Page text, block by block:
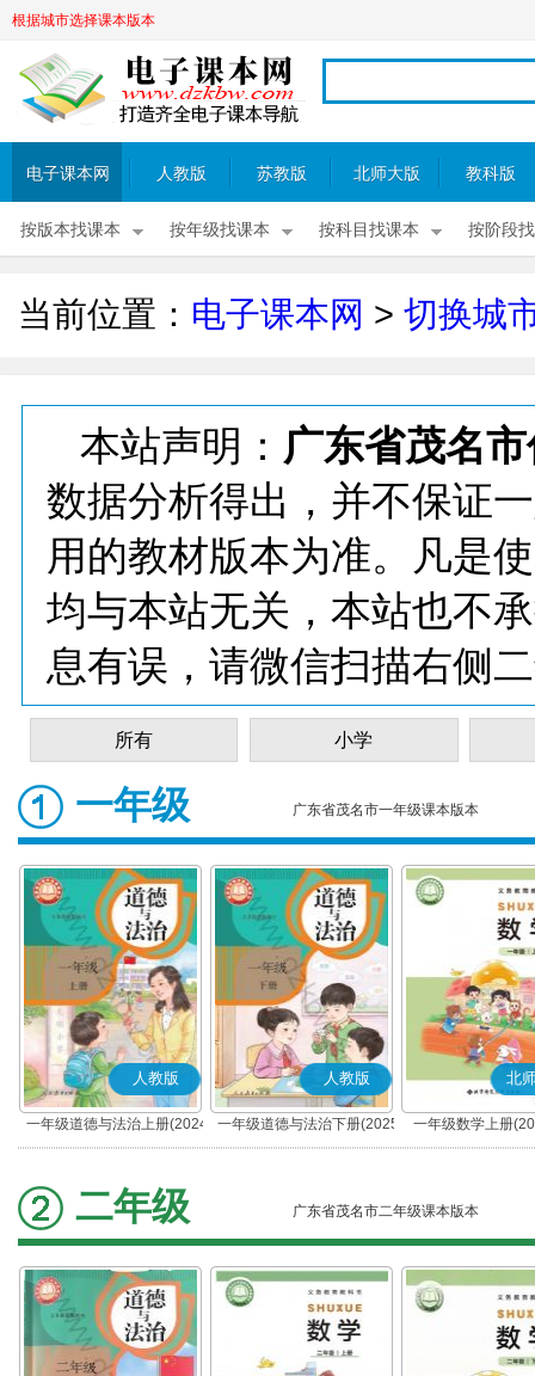
根据城市选择课本版本
电子课本网 人教版 苏教版 北师大版 教科版
按版本找课本 按年级找课本 按科目找课本 按阶段
当前位置： 电子课本网 > 切换城
本站声明： 广东省茂名
数据分析得出，并不保证
用的教材版本为准。凡是
均与本站无关，本站也不
息有误，请微信扫描右侧
所有 小学
一年级 广东省茂名市一年级课本版本
人教版
一年级道德与法治上册(2024
秋版)(部编版)
人教版
一年级道德与法治下册(2025
春版)(部编版)
北
一年级数学上册
二年级 广东省茂名市二年级课本版本